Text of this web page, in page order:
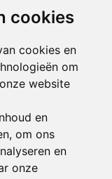
cookies
cookies en
om
website
en
om ons
en
onze